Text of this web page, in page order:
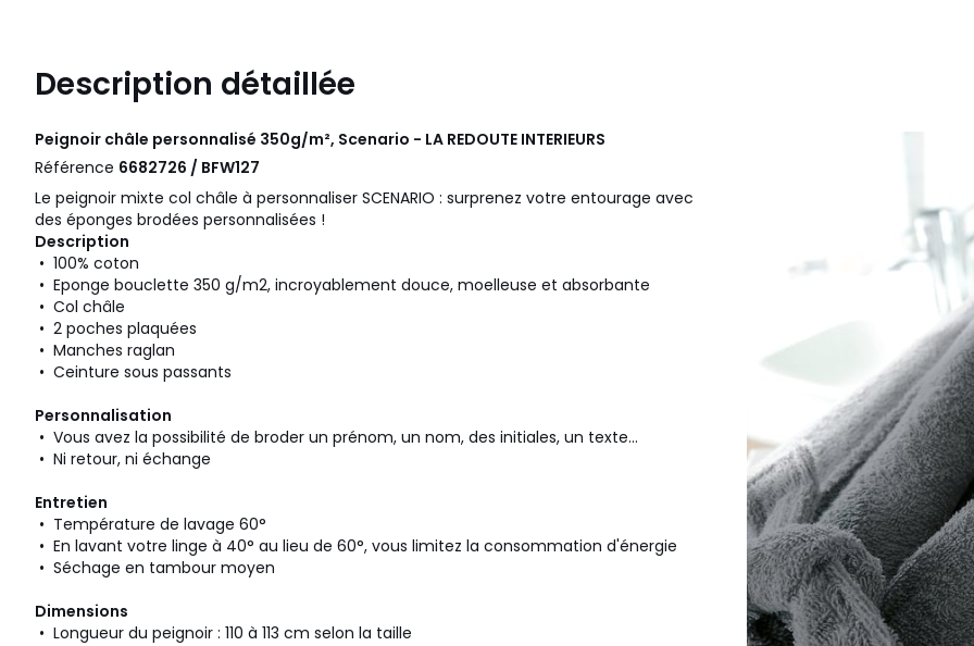
Description détaillée
Peignoir châle personnalisé 350g/m², Scenario - LA REDOUTE INTERIEURS
Référence 6682726 / BFW127
Le peignoir mixte col châle à personnaliser SCENARIO : surprenez votre entourage avec
des éponges brodées personnalisées !
Description
• 100% coton
• Eponge bouclette 350 g/m2, incroyablement douce, moelleuse et absorbante
• Col châle
• 2 poches plaquées
• Manches raglan
• Ceinture sous passants
Personnalisation
• Vous avez la possibilité de broder un prénom, un nom, des initiales, un texte...
• Ni retour, ni échange
Entretien
• Température de lavage 60°
• En lavant votre linge à 40° au lieu de 60°, vous limitez la consommation d'énergie
• Séchage en tambour moyen
Dimensions
• Longueur du peignoir : 110 à 113 cm selon la taille